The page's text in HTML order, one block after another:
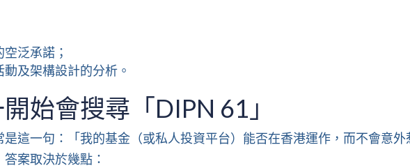
空泛承諾；
及架構設計的分析。
始會搜尋「DIPN 61」
這一句：「我的基金（或私人投資平台）能否在香港運作，而不會意外
案取決於幾點：